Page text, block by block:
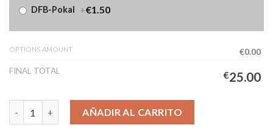
DFB-Pokal +€1.50
OPTIONS AMOUNT
€0.00
FINAL TOTAL
€25.00
Camiseta SC Freiburg Liga Europa Hombre 2025/2026 cantidad
AÑADIR AL CARRITO